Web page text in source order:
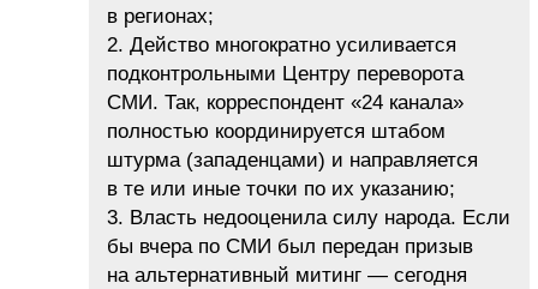
в регионах;
2. Действо многократно усиливается
подконтрольными Центру переворота
СМИ. Так, корреспондент «24 канала»
полностью координируется штабом
штурма (западенцами) и направляется
в те или иные точки по их указанию;
3. Власть недооценила силу народа. Если
бы вчера по СМИ был передан призыв
на альтернативный митинг — сегодня